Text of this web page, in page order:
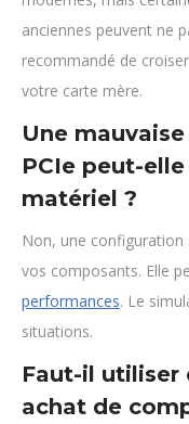
anciennes peuvent ne
recommandé de
votre carte mère.
Une
PCIe peut-
matériel ?
Non, une
vos composants. Elle
performances. Le
situations.
Faut-il utiliser
achat de